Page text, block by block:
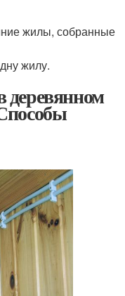
жилы, собранные
жилу.
деревянном